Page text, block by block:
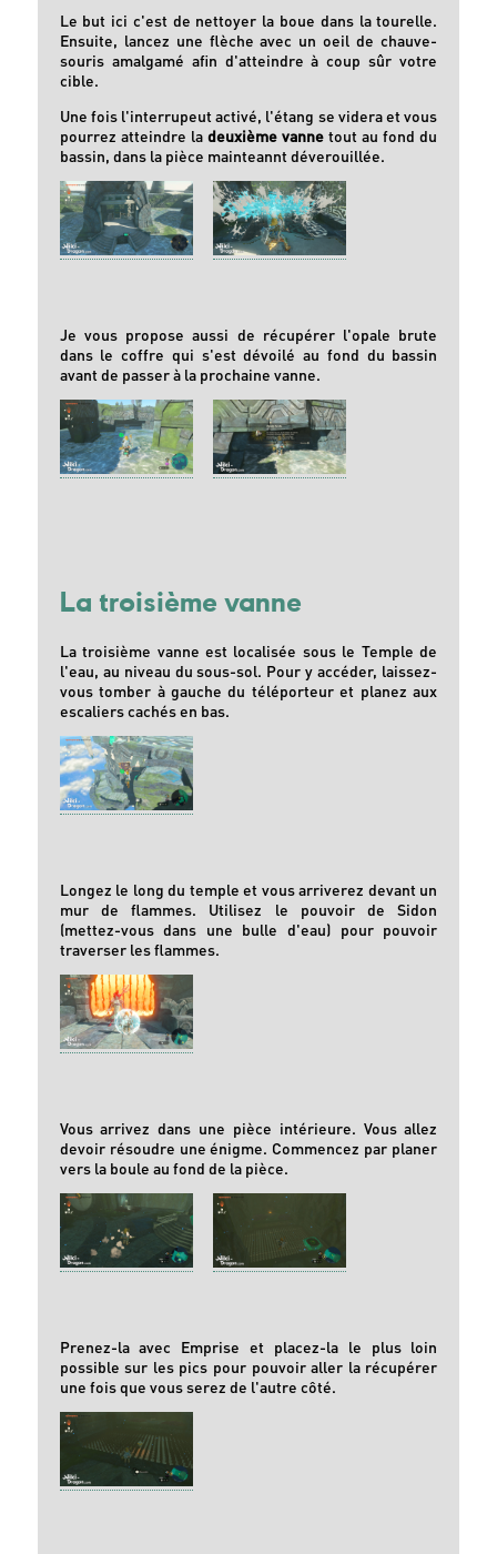
Le but ici c'est de nettoyer la boue dans la tourelle.
Ensuite, lancez une flèche avec un oeil de chauve-
souris amalgamé afin d'atteindre à coup sûr votre
cible.
Une fois l'interrupeut activé, l'étang se videra et vous
pourrez atteindre ladeuxième vanne tout au fond du
bassin, dans la pièce mainteannt déverouillée.
Je vous propose aussi de récupérer l'opale brute
dans le coffre qui s'est dévoilé au fond du bassin
avant de passer à la prochaine vanne.
La troisième vanne
La troisième vanne est localisée sous le Temple de
l'eau, au niveau du sous-sol. Pour y accéder, laissez-
vous tomber à gauche du téléporteur et planez aux
escaliers cachés en bas.
Longez le long du temple et vous arriverez devant un
mur de flammes. Utilisez le pouvoir de Sidon
(mettez-vous dans une bulle d'eau) pour pouvoir
traverser les flammes.
Vous arrivez dans une pièce intérieure. Vous allez
devoir résoudre une énigme. Commencez par planer
vers la boule au fond de la pièce.
Prenez-la avec Emprise et placez-la le plus loin
possible sur les pics pour pouvoir aller la récupérer
une fois que vous serez de l'autre côté.